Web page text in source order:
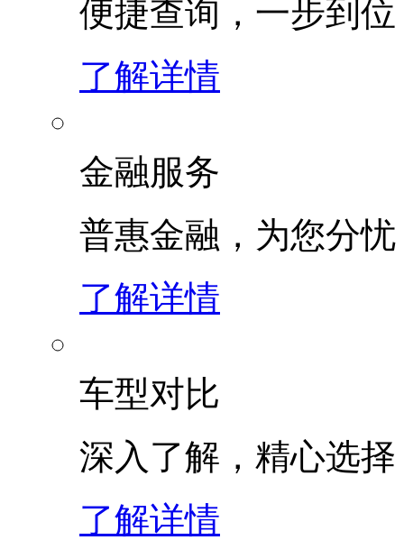
便捷查询，一步到位
了解详情
金融服务
普惠金融，为您分忧
了解详情
车型对比
深入了解，精心选择
了解详情